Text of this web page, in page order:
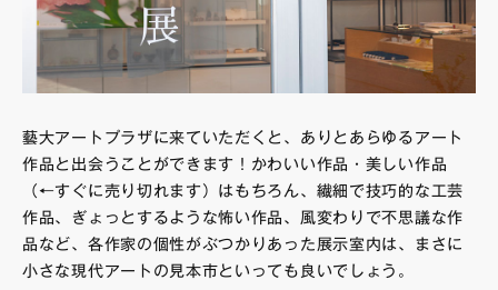
藝大アートプラザに来ていただくと、ありとあらゆるアート
作品と出会うことができます！かわいい作品・美しい作品
（←すぐに売り切れます）はもちろん、繊細で技巧的な工芸
作品、ぎょっとするような怖い作品、風変わりで不思議な作
品など、各作家の個性がぶつかりあった展示室内は、まさに
小さな現代アートの見本市といっても良いでしょう。